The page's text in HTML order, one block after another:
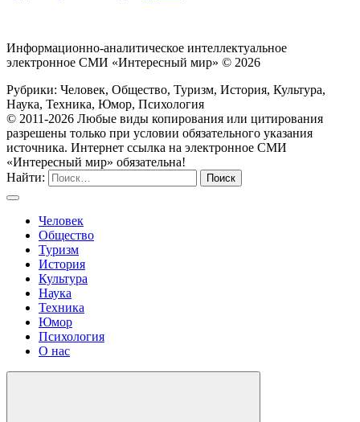
Информационно-аналитическое интеллектуальное
электронное СМИ «Интересный мир» © 2026
Рубрики: Человек, Общество, Туризм, История, Культура,
Наука, Техника, Юмор, Психология
© 2011-2026 Любые виды копирования или цитирования
разрешены только при условии обязательного указания
источника. Интернет ссылка на электронное СМИ
«Интересный мир» обязательна!
Найти:
Человек
Общество
Туризм
История
Культура
Наука
Техника
Юмор
Психология
О нас